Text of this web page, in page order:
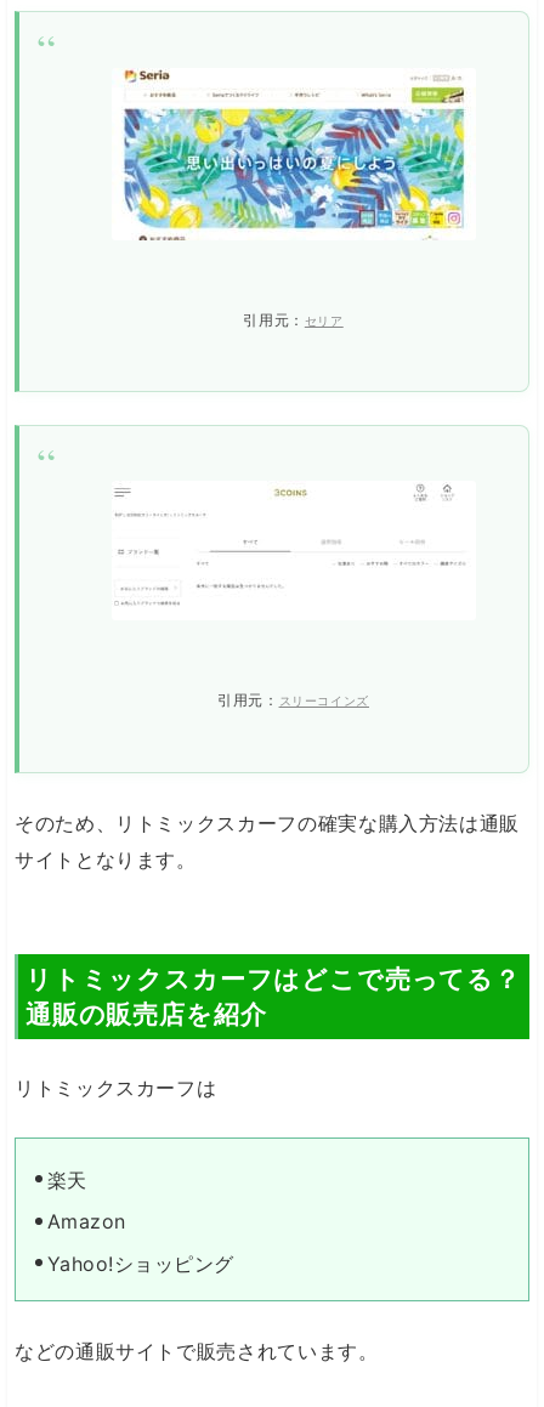
引用元： セリア
引用元： スリーコインズ
そのため、リトミックスカーフの確実な購入方法は通販
サイトとなります。
リトミックスカーフはどこで売ってる？
通販の販売店を紹介
リトミックスカーフは
楽天
Amazon
Yahoo!ショッピング
などの通販サイトで販売されています。